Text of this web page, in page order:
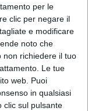
per le
clic per negare il
e modificare
noto che
non richiedere il tuo
Le tue
web. Puoi
in qualsiasi
clic sul pulsante